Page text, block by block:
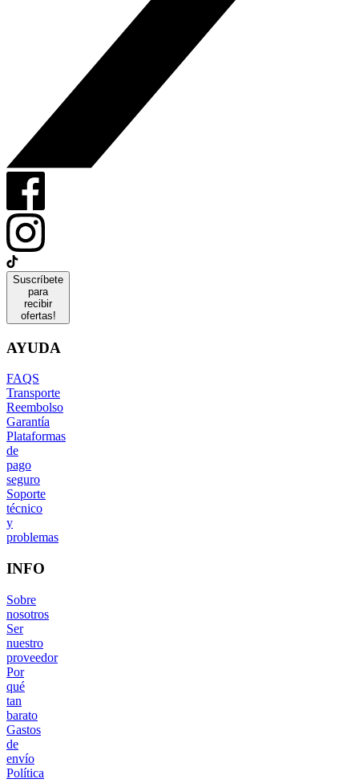
Suscríbete
para
recibir
ofertas!
AYUDA
FAQS
Transporte
Reembolso
Garantía
Plataformas
de
pago
seguro
Soporte
técnico
y
problemas
INFO
Sobre
nosotros
Ser
nuestro
proveedor
Por
qué
tan
barato
Gastos
de
envío
Política